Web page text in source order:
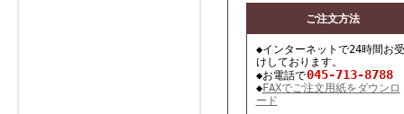
ご注文方法
◆インターネットで24時間お受
けしております。
◆お電話で045-713-8788
◆FAXでご注文用紙をダウンロ
ード